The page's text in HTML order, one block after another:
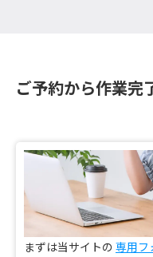
ご予約から作業完
まずは当サイトの 専用フ